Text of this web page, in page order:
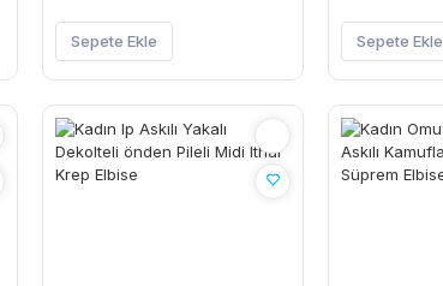
Sepete Ekle Sepete Ekle